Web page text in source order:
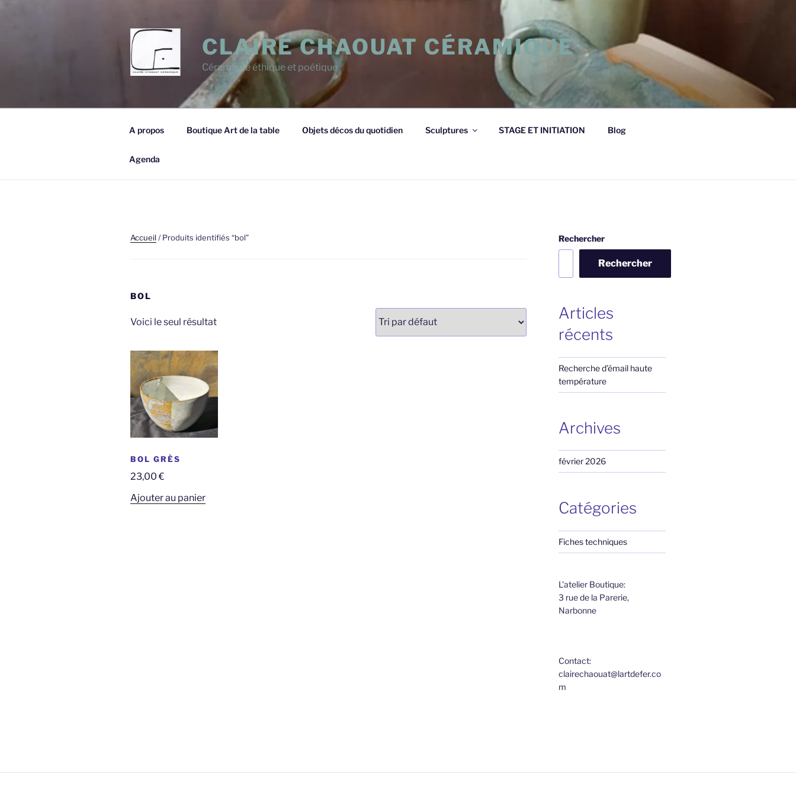
CLAIRE CHAOUAT CÉRAMIQUE
Céramique éthique et poétique
A propos Boutique Art de la table Objets décos du quotidien Sculptures STAGE ET INITIATION Blog
Agenda
Accueil/ Produits identifiés “bol”
BOL
Voici le seul résultat
BOL GRÈS
23,00€
Ajouter au panier
Rechercher
Rechercher
Articles
récents
Recherche d’émail haute
température
Archives
février 2026
Catégories
Fiches techniques
L'atelier Boutique:
3 rue de la Parerie,
Narbonne
Contact:
clairechaouat@lartdefer.co
m